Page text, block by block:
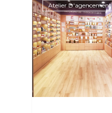
Atelier D'agencement